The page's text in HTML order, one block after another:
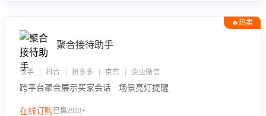
🔥热卖
聚合接待助手
快手 | 抖音 | 拼多多 | 京东 | 企业微信
跨平台聚合展示买家会话 · 场景亮灯提醒
在线订购已售2919+